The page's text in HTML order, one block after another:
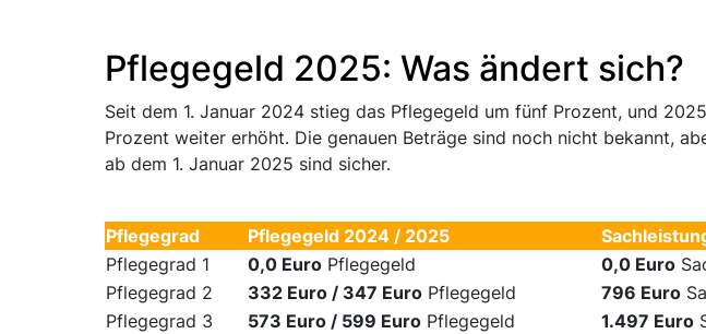
Pflegegeld 2025: Was ändert sich?
Seit dem 1. Januar 2024 stieg das Pflegegeld um fünf Prozent, und
Prozent weiter erhöht. Die genauen Beträge sind noch nicht bekannt,
ab dem 1. Januar 2025 sind sicher.
Pflegegrad Pflegegeld 2024 / 2025
Pflegegrad 1
0,0 Euro Pflegegeld 0,0 Euro
Pflegegrad 2
332 Euro / 347 Euro Pflegegeld 796 Euro
Pflegegrad 3
573 Euro / 599 Euro Pflegegeld 1.497 Euro